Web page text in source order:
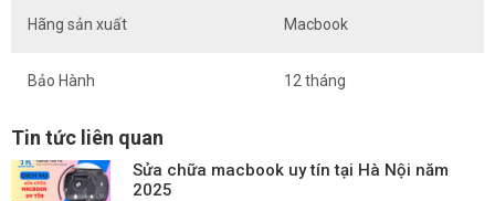
Hãng sản xuất Macbook
Bảo Hành 12 tháng
Tin tức liên quan
Sửa chữa macbook uy tín tại Hà Nội năm
2025